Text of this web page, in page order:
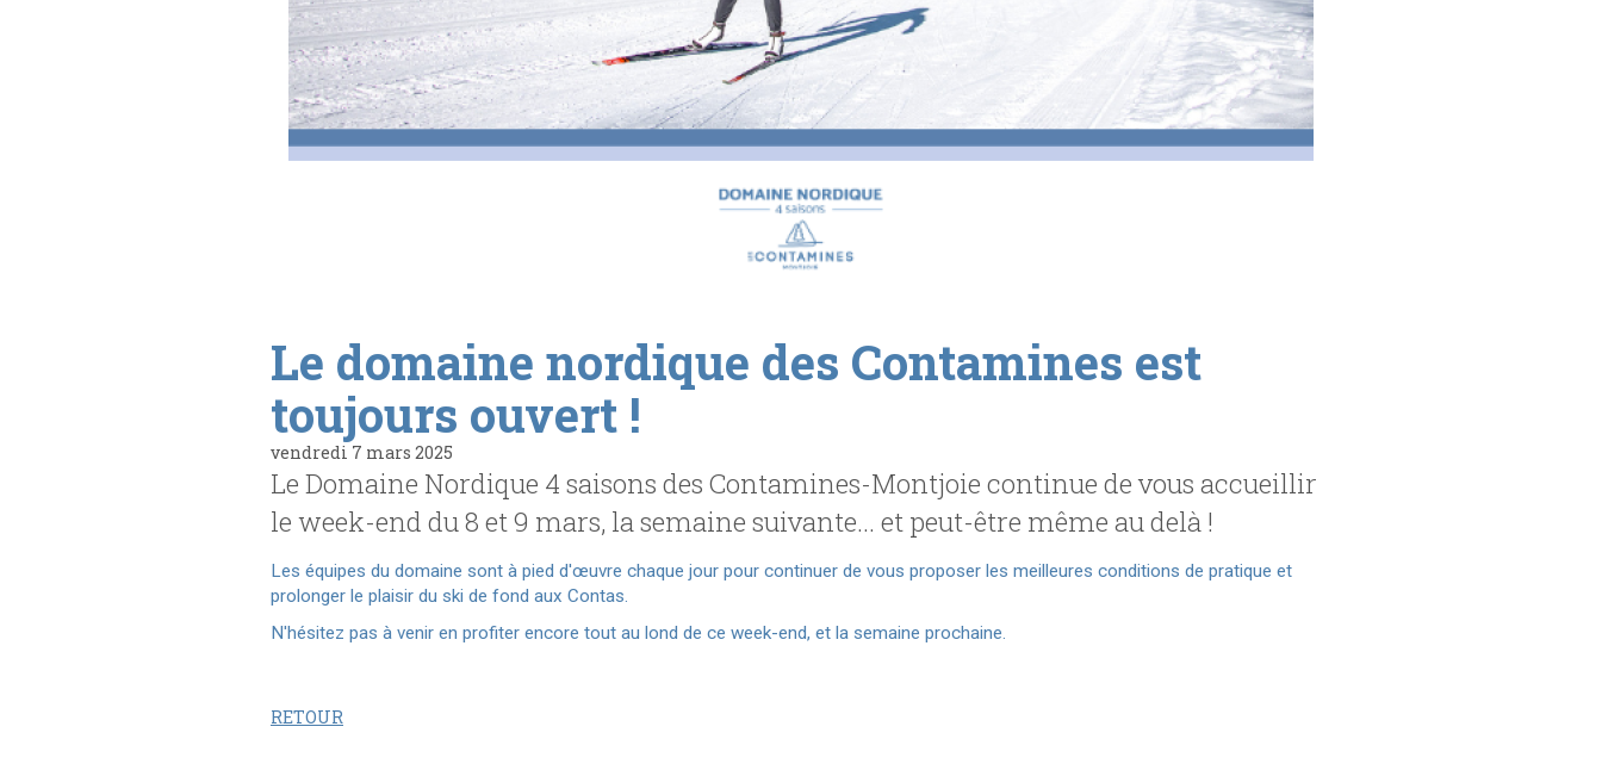
Le domaine nordique des Contamines est
toujours ouvert !
vendredi 7 mars 2025
Le Domaine Nordique 4 saisons des Contamines-Montjoie continue de vous accueillir
le week-end du 8 et 9 mars, la semaine suivante... et peut-être même au delà !
Les équipes du domaine sont à pied d'œuvre chaque jour pour continuer de vous proposer les meilleures conditions de pratique et
prolonger le plaisir du ski de fond aux Contas.
N'hésitez pas à venir en profiter encore tout au lond de ce week-end, et la semaine prochaine.
RETOUR